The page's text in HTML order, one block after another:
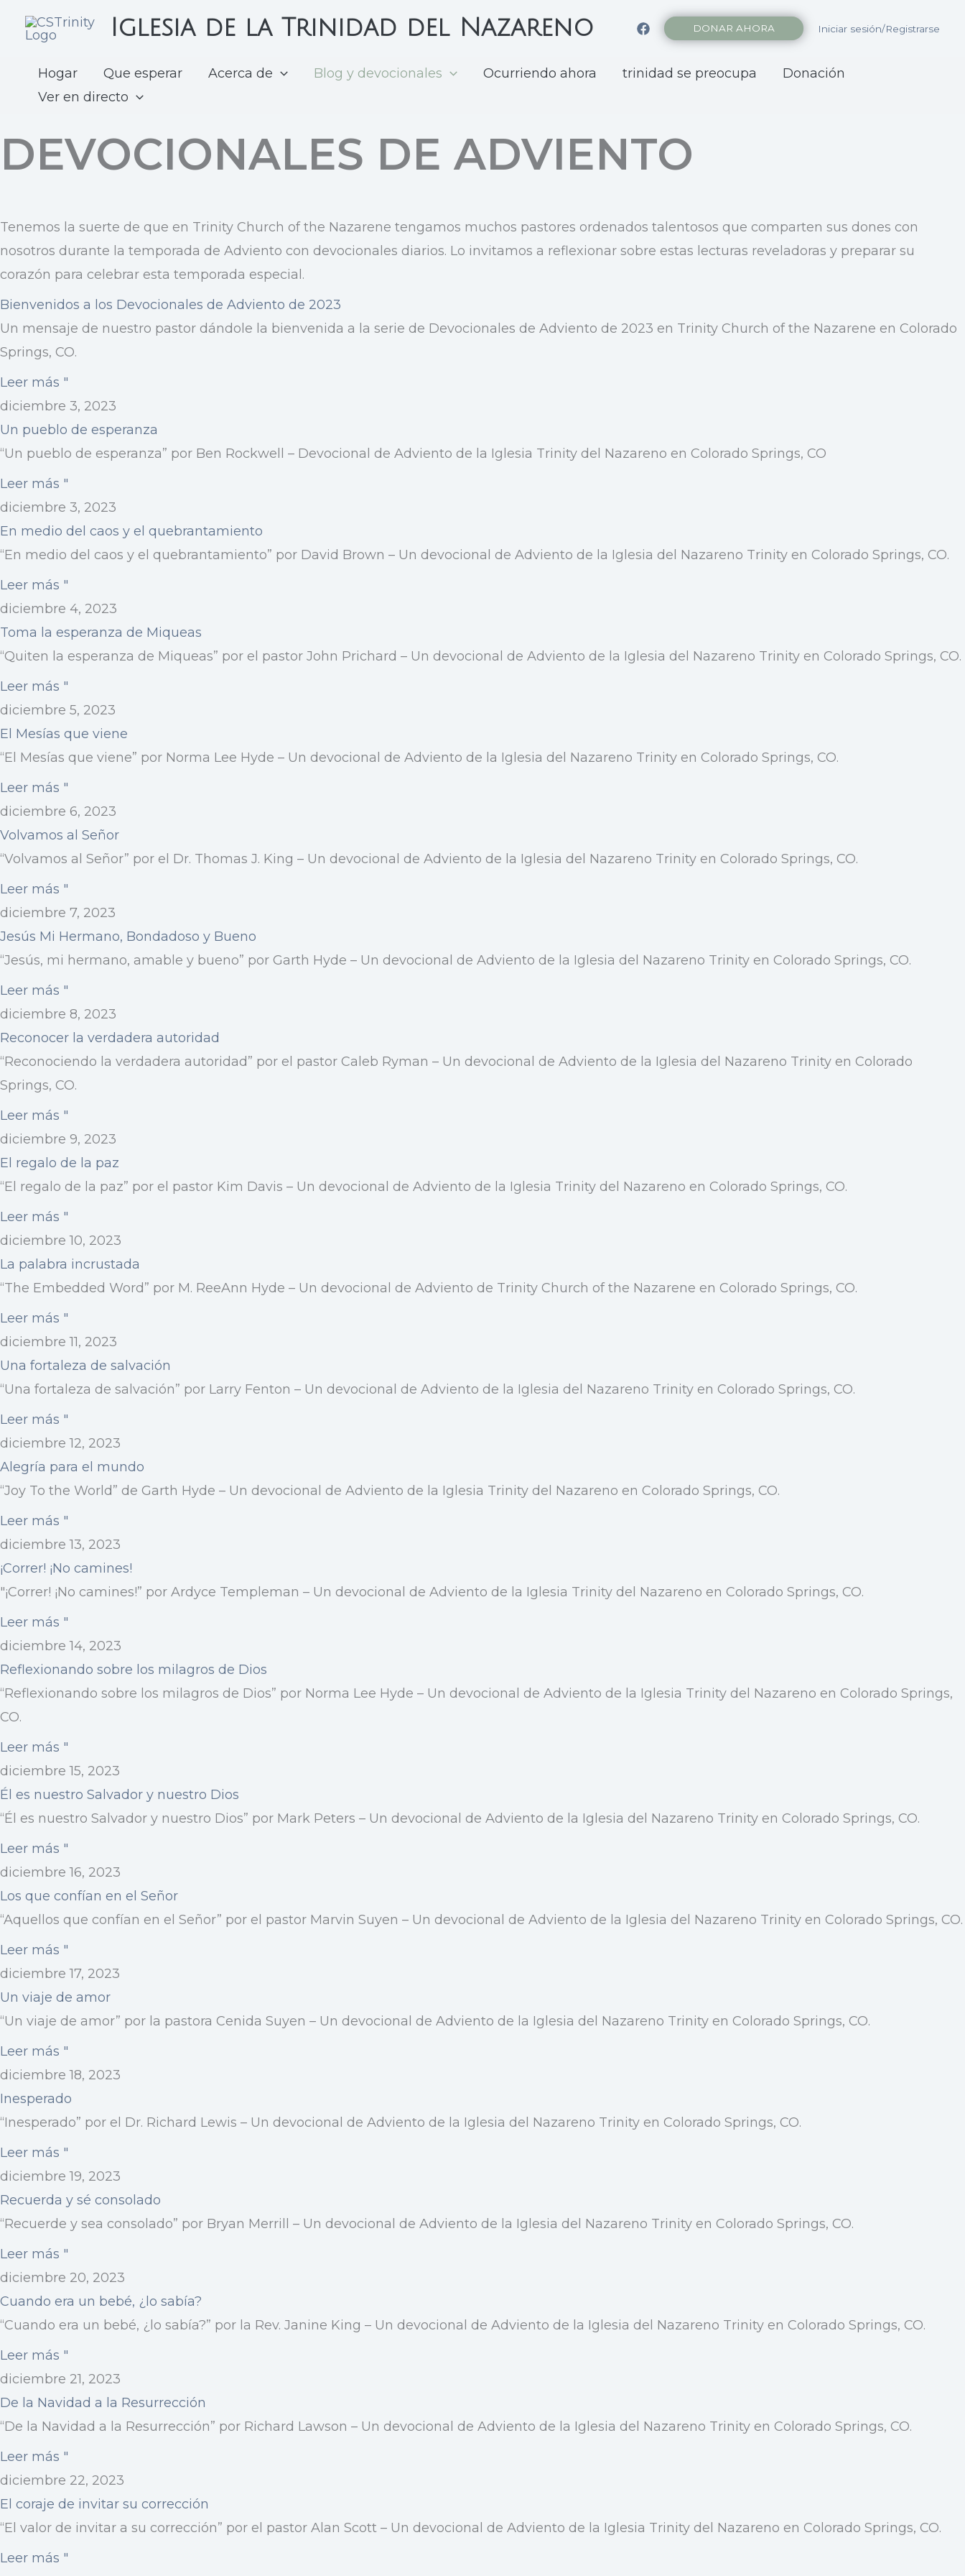
Iglesia de la Trinidad del Nazareno DONAR AHORA Iniciar sesión/Registrarse
Hogar Que esperar Acerca de Blog y devocionales Ocurriendo ahora trinidad se preocupa
Donación
Ver en directo
DEVOCIONALES DE ADVIENTO
Tenemos la suerte de que en Trinity Church of the Nazarene tengamos muchos pastores ordenados talentosos que comparten sus dones con
nosotros durante la temporada de Adviento con devocionales diarios. Lo invitamos a reflexionar sobre estas lecturas reveladoras y preparar su
corazón para celebrar esta temporada especial.
Bienvenidos a los Devocionales de Adviento de 2023
Un mensaje de nuestro pastor dándole la bienvenida a la serie de Devocionales de Adviento de 2023 en Trinity Church of the Nazarene en Colorado
Springs, CO.
Leer más "
diciembre 3, 2023
Un pueblo de esperanza
“Un pueblo de esperanza” por Ben Rockwell – Devocional de Adviento de la Iglesia Trinity del Nazareno en Colorado Springs, CO
Leer más "
diciembre 3, 2023
En medio del caos y el quebrantamiento
“En medio del caos y el quebrantamiento” por David Brown – Un devocional de Adviento de la Iglesia del Nazareno Trinity en Colorado Springs, CO.
Leer más "
diciembre 4, 2023
Toma la esperanza de Miqueas
“Quiten la esperanza de Miqueas” por el pastor John Prichard – Un devocional de Adviento de la Iglesia del Nazareno Trinity en Colorado Springs, CO.
Leer más "
diciembre 5, 2023
El Mesías que viene
“El Mesías que viene” por Norma Lee Hyde – Un devocional de Adviento de la Iglesia del Nazareno Trinity en Colorado Springs, CO.
Leer más "
diciembre 6, 2023
Volvamos al Señor
“Volvamos al Señor” por el Dr. Thomas J. King – Un devocional de Adviento de la Iglesia del Nazareno Trinity en Colorado Springs, CO.
Leer más "
diciembre 7, 2023
Jesús Mi Hermano, Bondadoso y Bueno
“Jesús, mi hermano, amable y bueno” por Garth Hyde – Un devocional de Adviento de la Iglesia del Nazareno Trinity en Colorado Springs, CO.
Leer más "
diciembre 8, 2023
Reconocer la verdadera autoridad
“Reconociendo la verdadera autoridad” por el pastor Caleb Ryman – Un devocional de Adviento de la Iglesia del Nazareno Trinity en Colorado
Springs, CO.
Leer más "
diciembre 9, 2023
El regalo de la paz
“El regalo de la paz” por el pastor Kim Davis – Un devocional de Adviento de la Iglesia Trinity del Nazareno en Colorado Springs, CO.
Leer más "
diciembre 10, 2023
La palabra incrustada
“The Embedded Word” por M. ReeAnn Hyde – Un devocional de Adviento de Trinity Church of the Nazarene en Colorado Springs, CO.
Leer más "
diciembre 11, 2023
Una fortaleza de salvación
“Una fortaleza de salvación” por Larry Fenton – Un devocional de Adviento de la Iglesia del Nazareno Trinity en Colorado Springs, CO.
Leer más "
diciembre 12, 2023
Alegría para el mundo
“Joy To the World” de Garth Hyde – Un devocional de Adviento de la Iglesia Trinity del Nazareno en Colorado Springs, CO.
Leer más "
diciembre 13, 2023
¡Correr! ¡No camines!
"¡Correr! ¡No camines!” por Ardyce Templeman – Un devocional de Adviento de la Iglesia Trinity del Nazareno en Colorado Springs, CO.
Leer más "
diciembre 14, 2023
Reflexionando sobre los milagros de Dios
“Reflexionando sobre los milagros de Dios” por Norma Lee Hyde – Un devocional de Adviento de la Iglesia Trinity del Nazareno en Colorado Springs,
CO.
Leer más "
diciembre 15, 2023
Él es nuestro Salvador y nuestro Dios
“Él es nuestro Salvador y nuestro Dios” por Mark Peters – Un devocional de Adviento de la Iglesia del Nazareno Trinity en Colorado Springs, CO.
Leer más "
diciembre 16, 2023
Los que confían en el Señor
“Aquellos que confían en el Señor” por el pastor Marvin Suyen – Un devocional de Adviento de la Iglesia del Nazareno Trinity en Colorado Springs, CO.
Leer más "
diciembre 17, 2023
Un viaje de amor
“Un viaje de amor” por la pastora Cenida Suyen – Un devocional de Adviento de la Iglesia del Nazareno Trinity en Colorado Springs, CO.
Leer más "
diciembre 18, 2023
Inesperado
“Inesperado” por el Dr. Richard Lewis – Un devocional de Adviento de la Iglesia del Nazareno Trinity en Colorado Springs, CO.
Leer más "
diciembre 19, 2023
Recuerda y sé consolado
“Recuerde y sea consolado” por Bryan Merrill – Un devocional de Adviento de la Iglesia del Nazareno Trinity en Colorado Springs, CO.
Leer más "
diciembre 20, 2023
Cuando era un bebé, ¿lo sabía?
“Cuando era un bebé, ¿lo sabía?” por la Rev. Janine King – Un devocional de Adviento de la Iglesia del Nazareno Trinity en Colorado Springs, CO.
Leer más "
diciembre 21, 2023
De la Navidad a la Resurrección
“De la Navidad a la Resurrección” por Richard Lawson – Un devocional de Adviento de la Iglesia del Nazareno Trinity en Colorado Springs, CO.
Leer más "
diciembre 22, 2023
El coraje de invitar su corrección
“El valor de invitar a su corrección” por el pastor Alan Scott – Un devocional de Adviento de la Iglesia Trinity del Nazareno en Colorado Springs, CO.
Leer más "